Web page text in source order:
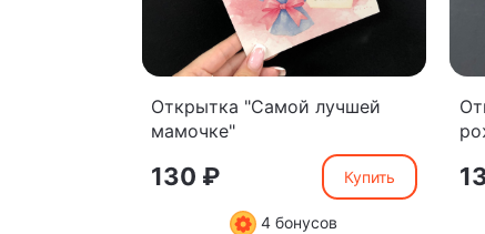
Открытка "Самой лучшей
мамочке"
130 ₽ Купить
4 бонусов